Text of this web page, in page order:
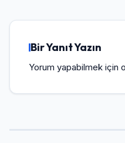
Bir Yanıt Yazın
Yorum yapabilmek için